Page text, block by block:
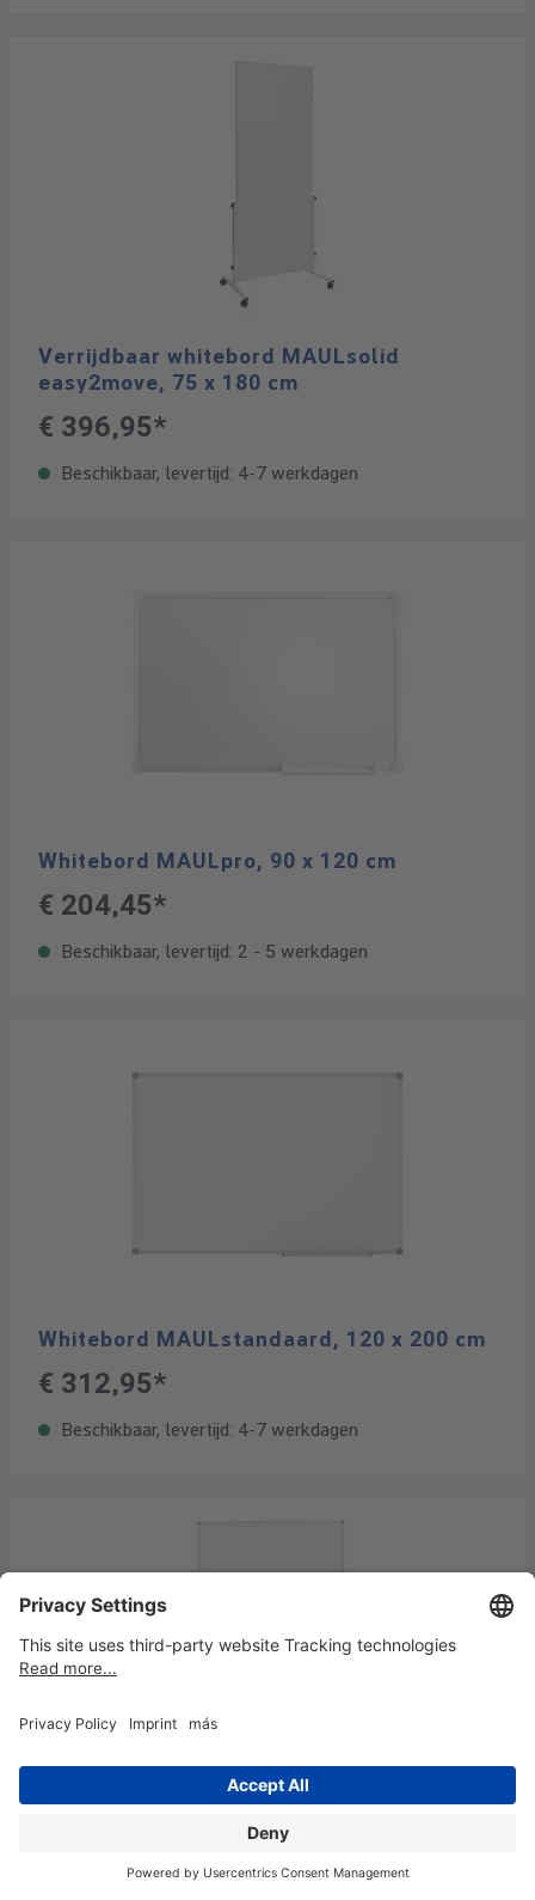
Verrijdbaar whitebord MAULsolid
easy2move, 75 x 180 cm
€ 396,95*
Beschikbaar, levertijd: 4-7 werkdagen
Whitebord MAULpro, 90 x 120 cm
€ 204,45*
Beschikbaar, levertijd: 2 - 5 werkdagen
Whitebord MAULstandaard, 120 x 200 cm
€ 312,95*
Beschikbaar, levertijd: 4-7 werkdagen
kantelb. 90 x 120 cm
€ 427,95*